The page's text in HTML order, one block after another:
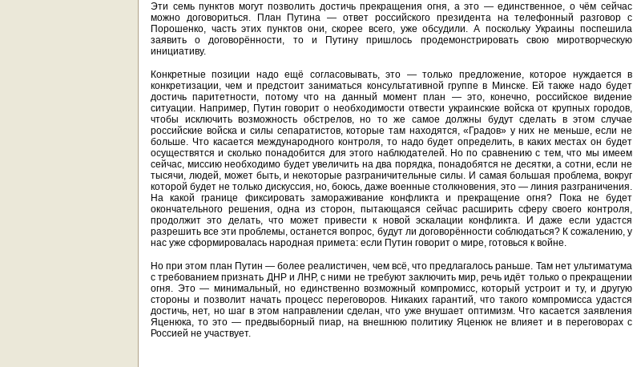
Эти семь пунктов могут позволить достичь прекращения огня, а это — единственное, о чём сейчас
можно договориться. План Путина — ответ российского президента на телефонный разговор с
Порошенко, часть этих пунктов они, скорее всего, уже обсудили. А поскольку Украины поспешила
заявить о договорённости, то и Путину пришлось продемонстрировать свою миротворческую
инициативу.
Конкретные позиции надо ещё согласовывать, это — только предложение, которое нуждается в
конкретизации, чем и предстоит заниматься консультативной группе в Минске. Ей также надо будет
достичь паритетности, потому что на данный момент план — это, конечно, российское видение
ситуации. Например, Путин говорит о необходимости отвести украинские войска от крупных городов,
чтобы исключить возможность обстрелов, но то же самое должны будут сделать в этом случае
российские войска и силы сепаратистов, которые там находятся, «Градов» у них не меньше, если не
больше. Что касается международного контроля, то надо будет определить, в каких местах он будет
осуществятся и сколько понадобится для этого наблюдателей. Но по сравнению с тем, что мы имеем
сейчас, миссию необходимо будет увеличить на два порядка, понадобятся не десятки, а сотни, если не
тысячи, людей, может быть, и некоторые разграничительные силы. И самая большая проблема, вокруг
которой будет не только дискуссия, но, боюсь, даже военные столкновения, это — линия разграничения.
На какой границе фиксировать замораживание конфликта и прекращение огня? Пока не будет
окончательного решения, одна из сторон, пытающаяся сейчас расширить сферу своего контроля,
продолжит это делать, что может привести к новой эскалации конфликта. И даже если удастся
разрешить все эти проблемы, останется вопрос, будут ли договорённости соблюдаться? К сожалению, у
нас уже сформировалась народная примета: если Путин говорит о мире, готовься к войне.
Но при этом план Путин — более реалистичен, чем всё, что предлагалось раньше. Там нет ультиматума
с требованием признать ДНР и ЛНР, с ними не требуют заключить мир, речь идёт только о прекращении
огня. Это — минимальный, но единственно возможный компромисс, который устроит и ту, и другую
стороны и позволит начать процесс переговоров. Никаких гарантий, что такого компромисса удастся
достичь, нет, но шаг в этом направлении сделан, что уже внушает оптимизм. Что касается заявления
Яценюка, то это — предвыборный пиар, на внешнюю политику Яценюк не влияет и в переговорах с
Россией не участвует.